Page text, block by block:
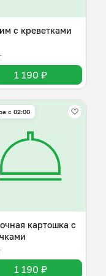
с креветками
1 190 ₽
c 02:00
картошка с
1 190 ₽